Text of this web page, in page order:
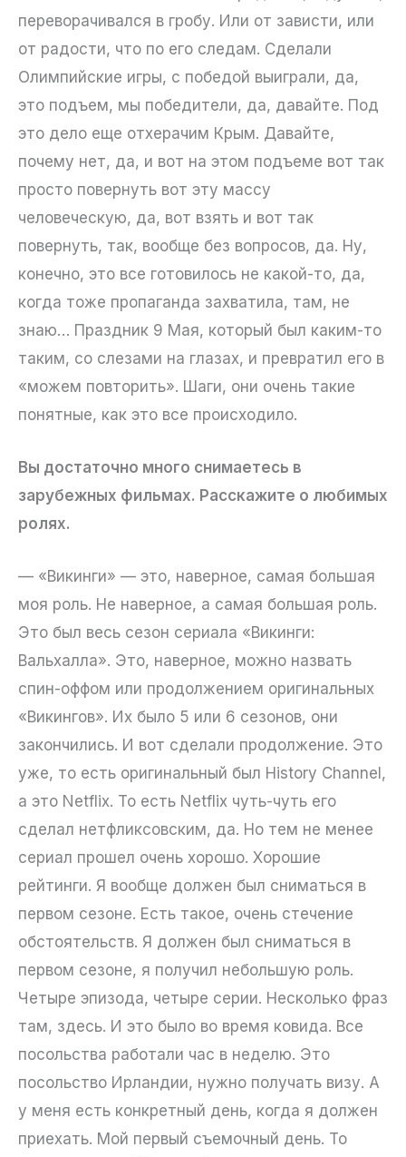
переворачивался в гробу. Или от зависти, или
от радости, что по его следам. Сделали
Олимпийские игры, с победой выиграли, да,
это подъем, мы победители, да, давайте. Под
это дело еще отхерачим Крым. Давайте,
почему нет, да, и вот на этом подъеме вот так
просто повернуть вот эту массу
человеческую, да, вот взять и вот так
повернуть, так, вообще без вопросов, да. Ну,
конечно, это все готовилось не какой-то, да,
когда тоже пропаганда захватила, там, не
знаю… Праздник 9 Мая, который был каким-то
таким, со слезами на глазах, и превратил его в
«можем повторить». Шаги, они очень такие
понятные, как это все происходило.
Вы достаточно много снимаетесь в
зарубежных фильмах. Расскажите о любимых
ролях.
— «Викинги» — это, наверное, самая большая
моя роль. Не наверное, а самая большая роль.
Это был весь сезон сериала «Викинги:
Вальхалла». Это, наверное, можно назвать
спин-оффом или продолжением оригинальных
«Викингов». Их было 5 или 6 сезонов, они
закончились. И вот сделали продолжение. Это
уже, то есть оригинальный был History Channel,
а это Netflix. То есть Netflix чуть-чуть его
сделал нетфликсовским, да. Но тем не менее
сериал прошел очень хорошо. Хорошие
рейтинги. Я вообще должен был сниматься в
первом сезоне. Есть такое, очень стечение
обстоятельств. Я должен был сниматься в
первом сезоне, я получил небольшую роль.
Четыре эпизода, четыре серии. Несколько фраз
там, здесь. И это было во время ковида. Все
посольства работали час в неделю. Это
посольство Ирландии, нужно получать визу. А
у меня есть конкретный день, когда я должен
приехать. Мой первый съемочный день. То